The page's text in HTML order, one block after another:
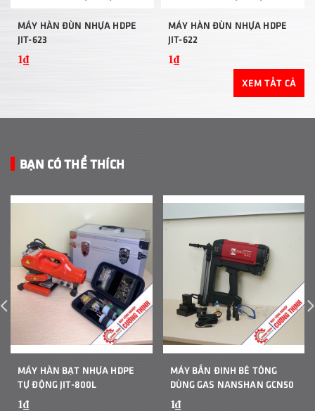
MÁY HÀN ĐÙN NHỰA HDPE
JIT-623
1₫
MÁY HÀN ĐÙN NHỰA HDPE
JIT-622
1₫
XEM TẤT CẢ
BẠN CÓ THỂ THÍCH
MÁY HÀN BẠT NHỰA HDPE
TỰ ĐỘNG JIT-800L
1₫
MÁY BẮN ĐINH BÊ TÔNG
DÙNG GAS NANSHAN GCN50
1₫